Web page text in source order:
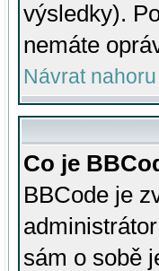
výsledky).
nemáte
Návrat nahoru
Co je
BBCode je
sám o sobě